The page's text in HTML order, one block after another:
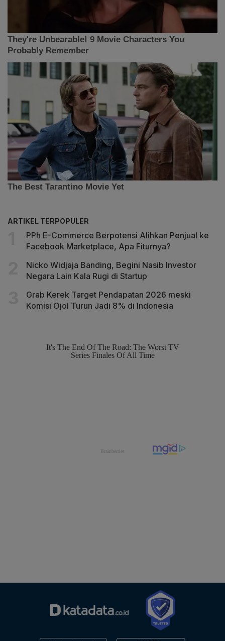
ARTIKEL TERPOPULER
PPh E-Commerce Berpotensi Alihkan Penjual ke
Facebook Marketplace, Apa Fiturnya?
Nicko Widjaja Banding, Begini Nasib Investor
Negara Lain Kala Rugi di Startup
Grab Kerek Target Pendapatan 2026 meski
Komisi Ojol Turun Jadi 8% di Indonesia